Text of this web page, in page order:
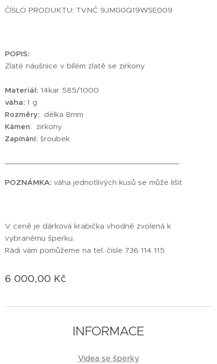
ČÍSLO PRODUKTU: TVNČ 9JMG0Q19WSE009
POPIS:
Zlaté náušnice v bílém zlatě se zirkony
Materiál: 14kar 585/1000
váha: 1 g
Rozměry: délka 8mm
Kámen: zirkony
Zapínání: šroubek
POZNÁMKA: váha jednotlivých kusů se může lišit
V ceně je dárková krabička vhodně zvolená k
vybranému šperku.
Rádi vám pomůžeme na tel. čísle 736 114 115
6 000,00 Kč
INFORMACE
Videa se šperky